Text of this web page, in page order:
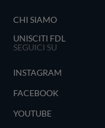
CHI SIAMO
UNISCITI FDL
SEGUICI SU
INSTAGRAM
FACEBOOK
YOUTUBE